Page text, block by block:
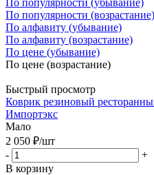
По популярности (возрастание)
По алфавиту (убывание)
По алфавиту (возрастание)
По цене (убывание)
По цене (возрастание)
Быстрый просмотр
Коврик резиновый
Импортэкс
Мало
2 050 ₽/шт
-
+
В корзину